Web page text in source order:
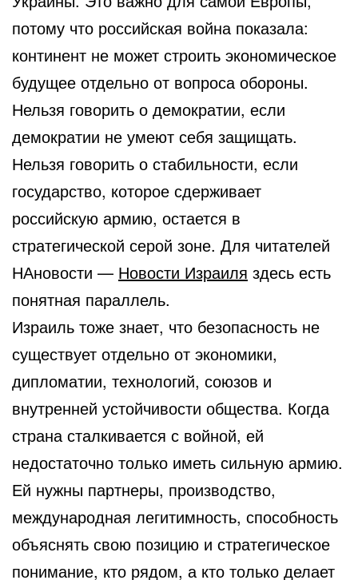
потому что российская война показала:
континент не может строить экономическое
будущее отдельно от вопроса обороны.
Нельзя говорить о демократии, если
демократии не умеют себя защищать.
Нельзя говорить о стабильности, если
государство, которое сдерживает
российскую армию, остается в
стратегической серой зоне. Для читателей
НАновости — Новости Израиля здесь есть
понятная параллель.
Израиль тоже знает, что безопасность не
существует отдельно от экономики,
дипломатии, технологий, союзов и
внутренней устойчивости общества. Когда
страна сталкивается с войной, ей
недостаточно только иметь сильную армию.
Ей нужны партнеры, производство,
международная легитимность, способность
объяснять свою позицию и стратегическое
понимание, кто рядом, а кто только делает